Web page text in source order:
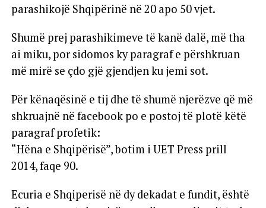
parashikojë Shqipërinë në 20 apo 50 vjet.
Shumë prej parashikimeve të kanë dalë, më tha
ai miku, por sidomos ky paragraf e përshkruan
më mirë se çdo gjë gjendjen ku jemi sot.
Për kënaqësinë e tij dhe të shumë njerëzve që më
shkruajnë në facebook po e postoj të plotë këtë
paragraf profetik:
“Hëna e Shqipërisë”, botim i UET Press prill
2014, faqe 90.
Ecuria e Shqiperisë në dy dekadat e fundit, është